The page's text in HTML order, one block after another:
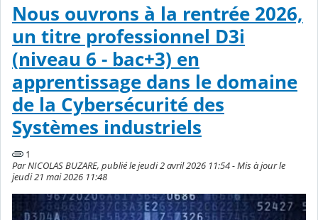
Nous ouvrons à la rentrée 2026,
un titre professionnel D3i
(niveau 6 - bac+3) en
apprentissage dans le domaine
de la Cybersécurité des
Systèmes industriels
1
Par NICOLAS BUZARE, publié le jeudi 2 avril 2026 11:54 - Mis à jour le
jeudi 21 mai 2026 11:48